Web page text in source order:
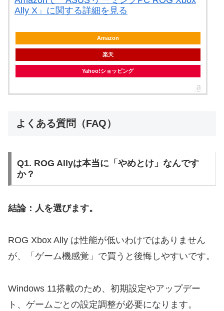
Ally X」に関する詳細を見る
Amazon
楽天
Yahoo!ショッピング
よくある質問（FAQ）
Q1. ROG Allyは本当に「やめとけ」なんです
か？
結論：人を選びます。
ROG Xbox Ally は性能が低いわけではありません
が、「ゲーム機感覚」で買うと後悔しやすいです。
Windows 11搭載のため、初期設定やアップデー
ト、ゲームごとの設定調整が必要になります。